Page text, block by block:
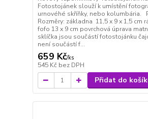
Fotostojánek slouží k umístění
urnovéhé skříňky, nebo kolumbária.
Rozměry: základna 11,5 x 9 x 1,5 cm
fofo 13 x 9 cm povrchová úprava
sklíčka jsou součástí fotostojánku
není součástí f...
659 Kč/ks
545 Kč bez DPH
Přidat do